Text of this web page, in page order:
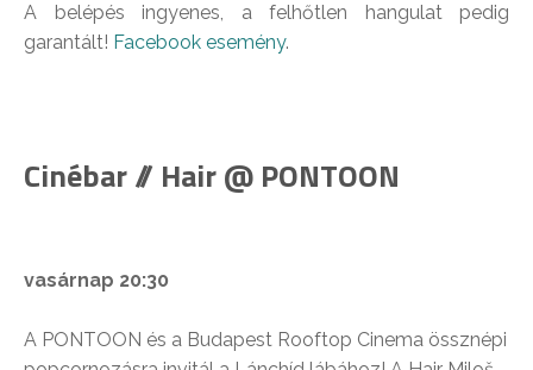
A belépés ingyenes, a felhőtlen hangulat pedig
garantált! Facebook esemény.
Cinébar // Hair @ PONTOON
vasárnap 20:30
A PONTOON és a Budapest Rooftop Cinema össznépi